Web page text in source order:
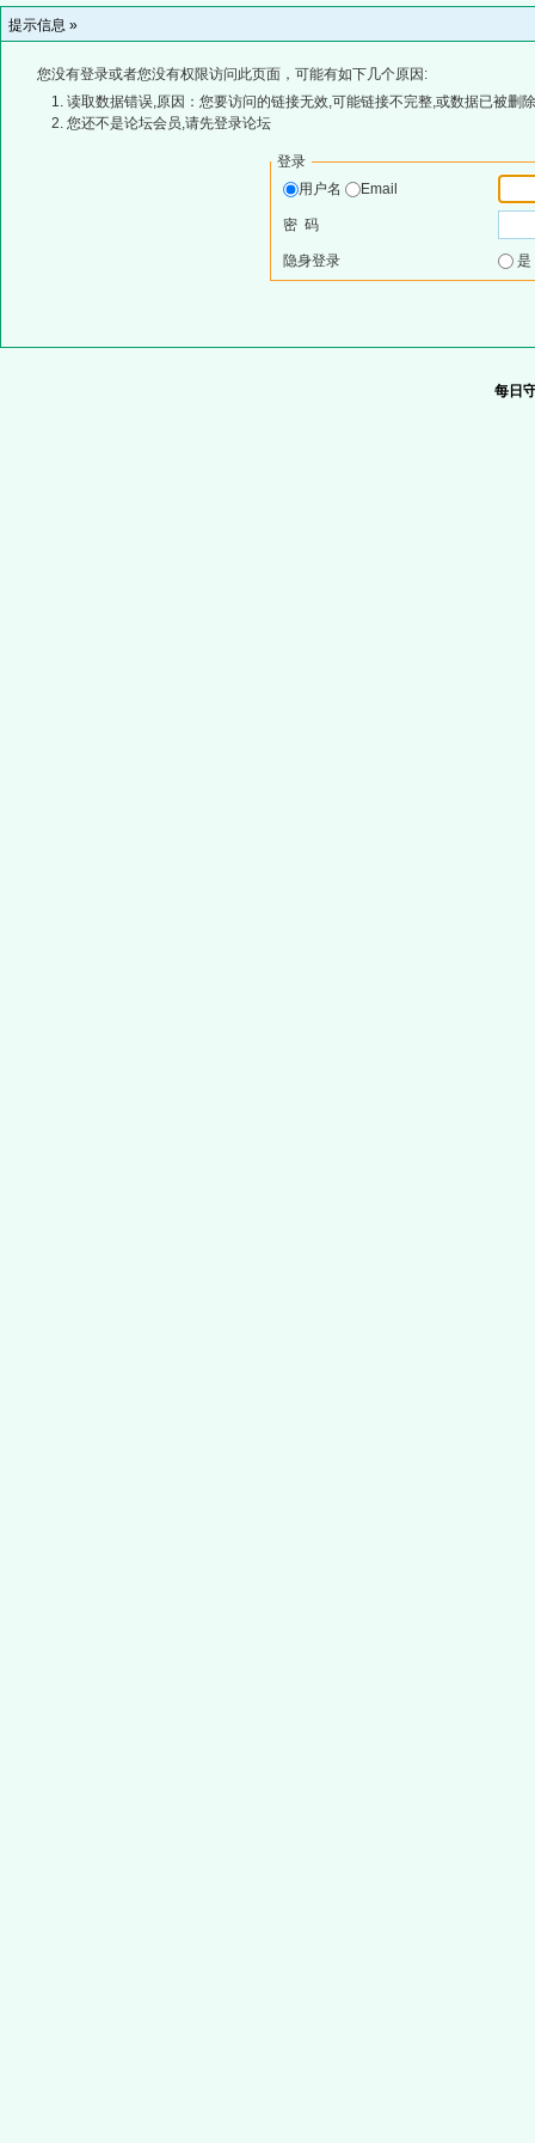
提示信息 »
您没有登录或者您没有权限访问此页面，可能有如下几个原因:
读取数据错误,原因：您要访问的链接无效,可能链接不完整,或数据已被删
您还不是论坛会员,请先登录论坛
登录
用户名
Email
密 码
隐身登录
每日